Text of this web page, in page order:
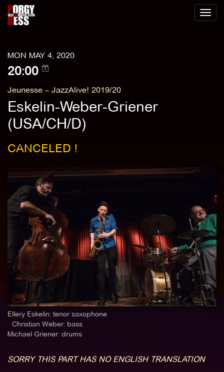
Toggle
MON MAY 4, 2020
20:00
Jeunesse – JazzAlive! 2019/20
Eskelin-Weber-Griener
(USA/CH/D)
CANCELED !
Ellery Eskelin: tenor saxophone
Christian Weber: bass
Michael Griener: drums
SORRY THIS PART HAS NO ENGLISH TRANSLATION